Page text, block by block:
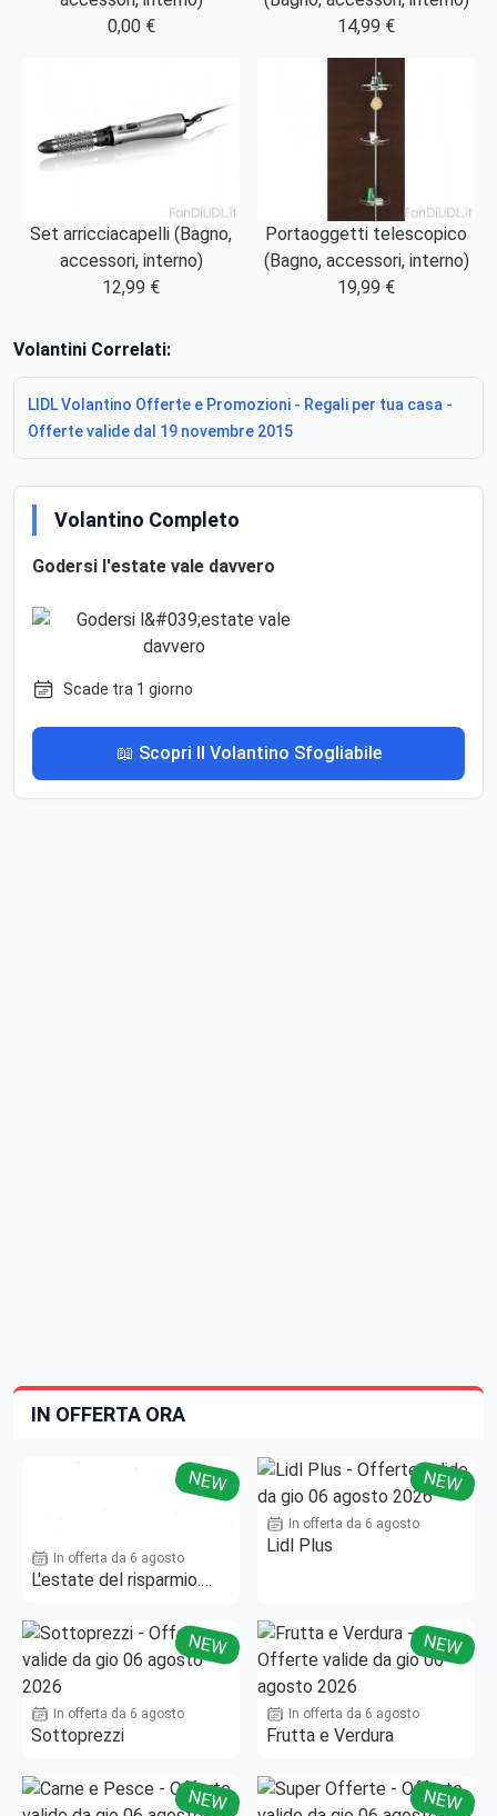
0,00 €
14,99 €
Set arricciacapelli (Bagno,
accessori, interno)
12,99 €
Portaoggetti telescopico
(Bagno, accessori, interno)
19,99 €
Volantini Correlati:
LIDL Volantino Offerte e Promozioni - Regali per tua casa -
Offerte valide dal 19 novembre 2015
Volantino Completo
Godersi l'estate vale davvero
Scade tra 1 giorno
📖 Scopri Il Volantino Sfogliabile
IN OFFERTA ORA
NEW
In offerta da 6 agosto
L'estate del risparmio.
NEW
In offerta da 6 agosto
Lidl Plus
NEW
In offerta da 6 agosto
Sottoprezzi
NEW
In offerta da 6 agosto
Frutta e Verdura
NEW NEW